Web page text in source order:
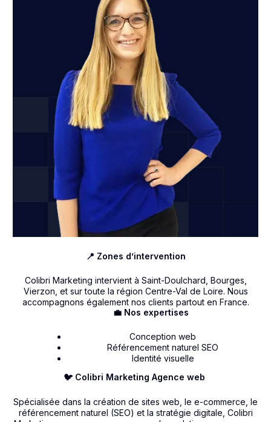
🐦 Colibri Marketing Agence web
Spécialisée dans la création de sites web, le e-commerce, le
référencement naturel (SEO) et la stratégie digitale, Colibri
💼 Nos expertises
Conception web
Référencement naturel SEO
Identité visuelle
📍 Zones d’intervention
Colibri Marketing intervient à Saint-Doulchard, Bourges,
Vierzon, et sur toute la région Centre-Val de Loire. Nous
accompagnons également nos clients partout en France.